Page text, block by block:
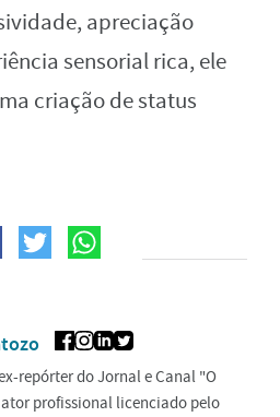
apreciação
sensorial rica, ele
criação de status
repórter do Jornal e Canal "O
profissional licenciado pelo